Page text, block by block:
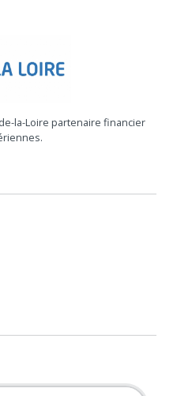
la-Loire partenaire financier